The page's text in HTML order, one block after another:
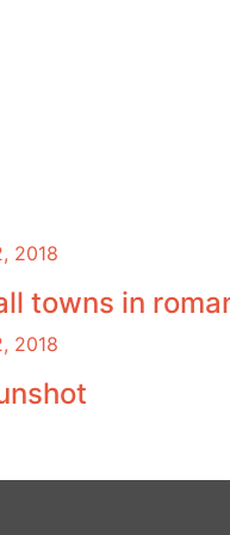
2018
towns in
2018